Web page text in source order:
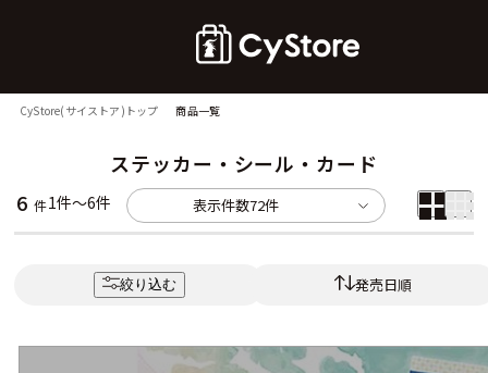
CyStore(サイストア)トップ 商品一覧
ステッカー・シール・カード
6 件1件～6件 表示件数72件
絞り込む 発売日順